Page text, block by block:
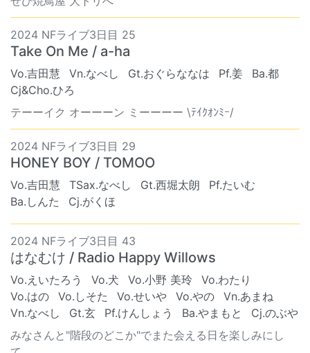
2024 NFライブ3日目 25
Take On Me / a-ha
Vo.吉田慧 Vn.なべし Gt.おぐらななは Pf.姜
Ba.都
Cj&Cho.ひろ
テーーイク オーーーン ミーーーー \ﾃｲｸｵﾝﾐｰ/
2024 NFライブ3日目 29
HONEY BOY / TOMOO
Vo.吉田慧 TSax.なべし Gt.西堀太朗
Pf.たいむ
Ba.しんた
Cj.がくほ
2024 NFライブ3日目 43
はなむけ / Radio Happy Willows
Vo.えいたろう Vo.犬 Vo.小野 美玲
Vo.わたり
Vo.はの
Vo.しそた Vo.せいや Vo.やの
Vn.あまね
Vn.なべし
Gt.玄 Pf.けんしょう Ba.やまもと
Cj.のぶや
みなさんと"階段のどこか"でまた会える日を楽しみにし